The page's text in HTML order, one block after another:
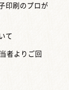
印刷のプロが
て
者よりご回